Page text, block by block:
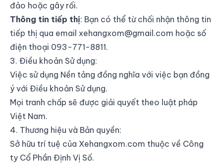
đảo hoặc gây rối.
Thông tin tiếp thị: Bạn có thể từ chối nhận thông tin
tiếp thị qua email xehangxom@gmail.com hoặc số
điện thoại 093-771-8811.
3. Điều khoản Sử dụng:
Việc sử dụng Nền tảng đồng nghĩa với việc bạn đồng
ý với Điều khoản Sử dụng.
Mọi tranh chấp sẽ được giải quyết theo luật pháp
Việt Nam.
4. Thương hiệu và Bản quyền:
Sở hữu trí tuệ của Xehangxom.com thuộc về Công
ty Cổ Phần Định Vị Số.